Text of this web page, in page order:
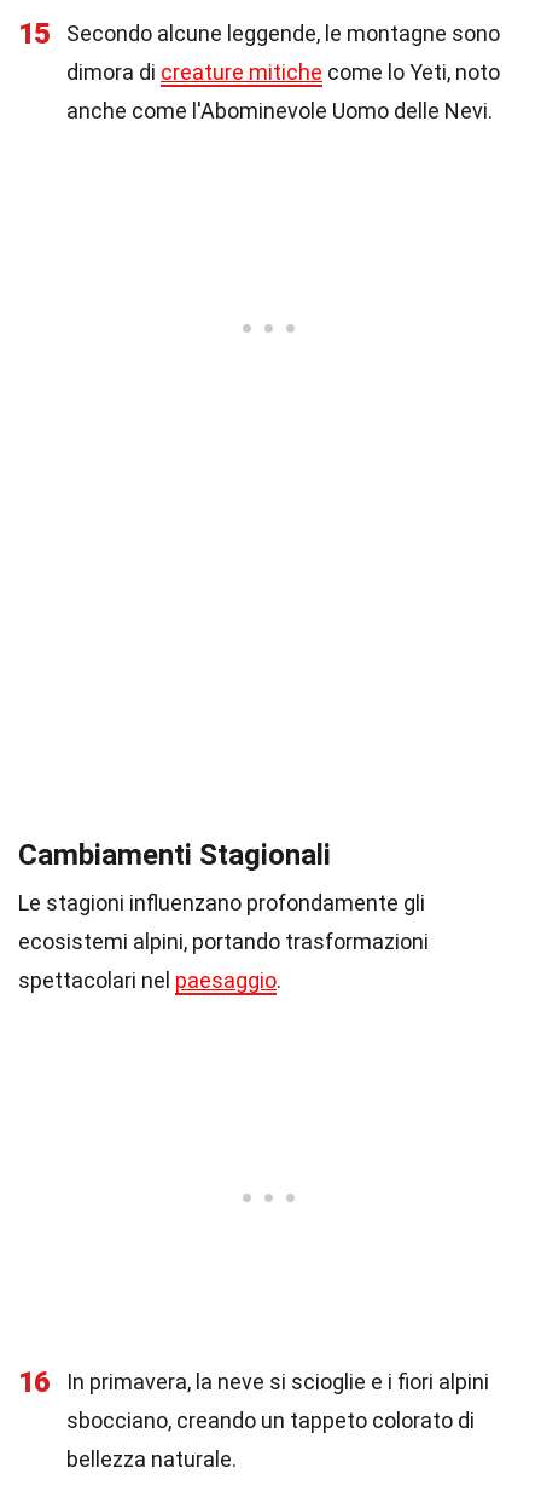
15
Secondo alcune leggende, le montagne sono
dimora di creature mitiche come lo Yeti, noto
anche come l'Abominevole Uomo delle Nevi.
Cambiamenti Stagionali
Le stagioni influenzano profondamente gli
ecosistemi alpini, portando trasformazioni
spettacolari nel paesaggio.
16
In primavera, la neve si scioglie e i fiori alpini
sbocciano, creando un tappeto colorato di
bellezza naturale.